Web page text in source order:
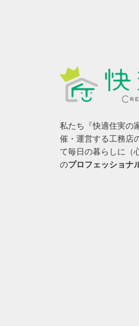
私たち『快適住実の
催・運営する工務店
て毎日の暮らしに（
のプロフェッショナ